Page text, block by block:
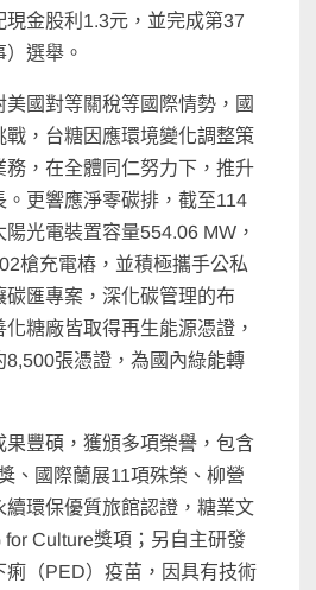
金股利1.3元，並完成第37
選舉。
國對等關稅等國際情勢，國
戰，台糖因應環境變化調整策
務，在全體同仁努力下，推升
。更響應淨零碳排，截至114
光電裝置容量554.06 MW，
槍充電樁，並積極攜手公私
匯專案，深化碳管理的布
糖廠皆取得再生能源憑證，
8,500張憑證，為國內綠能轉
果豐碩，獲頒多項榮譽，包含
、國際蘭展11項殊榮、柳營
續環保優質旅館認證，糖業文
Culture獎項；另自主研發
痢（PED）疫苗，因具有技術